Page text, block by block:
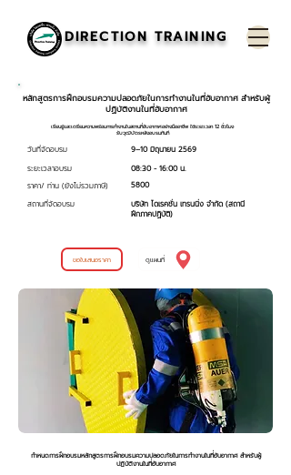
DIRECTION TRAINING
หลักสูตรการฝึกอบรมความปลอดภัยในการทำงานในที่อับอากาศ สำหรับผู้
ปฏิบัติงานในที่อับอากาศ
เรียนรู้และเตรียมความพร้อมการทำงานในสถานที่อับอากาศอย่างมืออาชีพ ใช้ระยะเวลา 12 ชั่วโมง
รับวุฒิบัตรหลังอบรมทันที
วันที่จัดอบรม
ระยะเวลาอบรม
ราคา/ ท่าน (ยังไม่รวมภาษี)
สถานที่จัดอบรม
9–10 มิถุนายน 2569
08:30 - 16:00 น.
5800
บริษัท ไดเรคชั่น เทรนนิ่ง จำกัด (สถานี
ฝึกภาคปฏิบัติ)
ขอใบเสนอราคา ดูแผนที่
กำหนดการฝึกอบรมหลักสูตรการฝึกอบรมความปลอดภัยในการทำงานในที่อับอากาศ สำหรับผู้
ปฏิบัติงานในที่อับอากาศ